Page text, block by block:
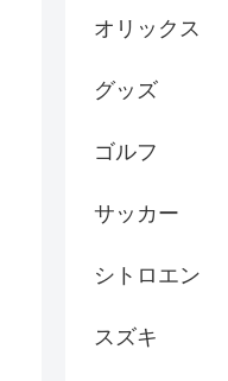
オリックス
グッズ
ゴルフ
サッカー
シトロエン
スズキ